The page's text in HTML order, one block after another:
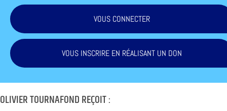
VOUS CONNECTER
VOUS INSCRIRE EN RÉALISANT UN DON
OLIVIER TOURNAFOND REÇOIT :